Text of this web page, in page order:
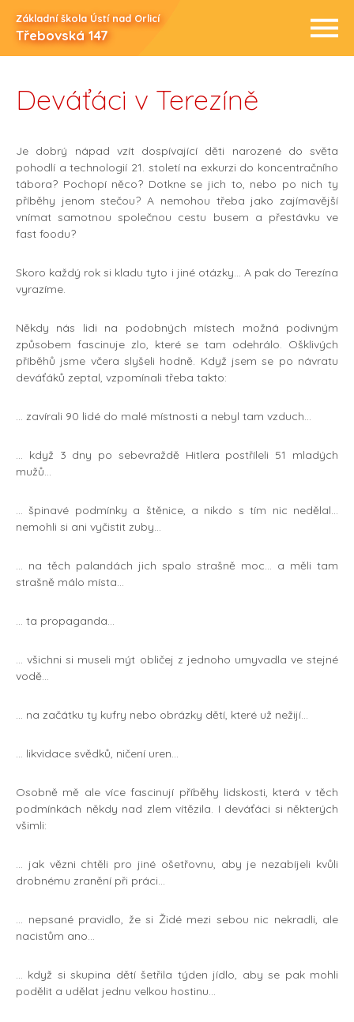
Základní škola Ústí nad Orlicí
Třebovská 147
Deváťáci v Terezíně
Je dobrý nápad vzít dospívající děti narozené do světa
pohodlí a technologií 21. století na exkurzi do koncentračního
tábora? Pochopí něco? Dotkne se jich to, nebo po nich ty
příběhy jenom stečou? A nemohou třeba jako zajímavější
vnímat samotnou společnou cestu busem a přestávku ve
fast foodu?
Skoro každý rok si kladu tyto i jiné otázky… A pak do Terezína
vyrazíme.
Někdy nás lidi na podobných místech možná podivným
způsobem fascinuje zlo, které se tam odehrálo. Ošklivých
příběhů jsme včera slyšeli hodně. Když jsem se po návratu
deváťáků zeptal, vzpomínali třeba takto:
… zavírali 90 lidé do malé místnosti a nebyl tam vzduch…
… když 3 dny po sebevraždě Hitlera postříleli 51 mladých
mužů…
… špinavé podmínky a štěnice, a nikdo s tím nic nedělal…
nemohli si ani vyčistit zuby…
… na těch palandách jich spalo strašně moc… a měli tam
strašně málo místa…
… ta propaganda…
… všichni si museli mýt obličej z jednoho umyvadla ve stejné
vodě…
… na začátku ty kufry nebo obrázky dětí, které už nežijí…
… likvidace svědků, ničení uren…
Osobně mě ale více fascinují příběhy lidskosti, která v těch
podmínkách někdy nad zlem vítězila. I deváťáci si některých
všimli:
… jak vězni chtěli pro jiné ošetřovnu, aby je nezabíjeli kvůli
drobnému zranění při práci…
… nepsané pravidlo, že si Židé mezi sebou nic nekradli, ale
nacistům ano…
… když si skupina dětí šetřila týden jídlo, aby se pak mohli
podělit a udělat jednu velkou hostinu…